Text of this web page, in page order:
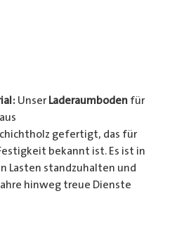
Unser Laderaumbodenfür
gefertigt, das für
bekannt ist. Es ist in
Lasten standzuhalten und
hinweg treue Dienste